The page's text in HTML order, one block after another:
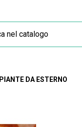
PIANTE DA ESTERNO